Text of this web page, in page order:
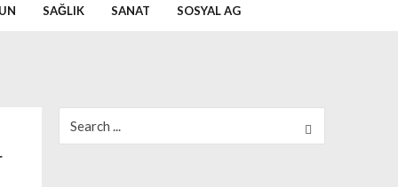
SAĞLIK SANAT SOSYAL AG
for: